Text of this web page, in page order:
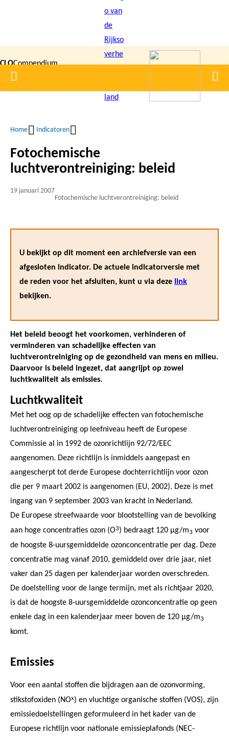
inhoud
gaan
CLOCompendium
voor de
Home
Kruimelpad
Home Indicatoren
Fotochemische
luchtverontreiniging: beleid
19 januari 2007
Fotochemische luchtverontreiniging: beleid
U bekijkt op dit moment een archiefversie van een
afgesloten indicator. De actuele indicatorversie met
de reden voor het afsluiten, kunt u via deze link
bekijken.
Het beleid beoogt het voorkomen, verhinderen of
verminderen van schadelijke effecten van
luchtverontreiniging op de gezondheid van mens en milieu.
Daarvoor is beleid ingezet, dat aangrijpt op zowel
luchtkwaliteit als emissies.
Luchtkwaliteit
Met het oog op de schadelijke effecten van fotochemische
luchtverontreiniging op leefniveau heeft de Europese
Commissie al in 1992 de ozonrichtlijn 92/72/EEC
aangenomen. Deze richtlijn is inmiddels aangepast en
aangescherpt tot derde Europese dochterrichtlijn voor ozon
die per 9 maart 2002 is aangenomen (EU, 2002). Deze is met
ingang van 9 september 2003 van kracht in Nederland.
De Europese streefwaarde voor blootstelling van de bevolking
aan hoge concentraties ozon (O3) bedraagt 120 µg/m3 voor
de hoogste 8-uursgemiddelde ozonconcentratie per dag. Deze
concentratie mag vanaf 2010, gemiddeld over drie jaar, niet
vaker dan 25 dagen per kalenderjaar worden overschreden.
De doelstelling voor de lange termijn, met als richtjaar 2020,
is dat de hoogste 8-uursgemiddelde ozonconcentratie op geen
enkele dag in een kalenderjaar meer boven de 120 µg/m3
komt.
Emissies
Voor een aantal stoffen die bijdragen aan de ozonvorming,
stikstofoxiden (NOx) en vluchtige organische stoffen (VOS), zijn
emissiedoelstellingen geformuleerd in het kader van de
Europese richtlijn voor nationale emissieplafonds (NEC-